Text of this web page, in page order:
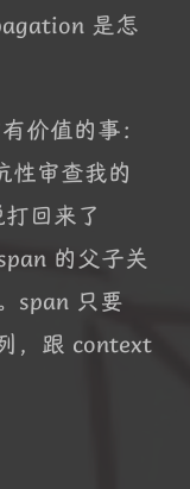
是怎
价值的事：
性审查我的
回来了
的父子关
span 只要
，跟 context